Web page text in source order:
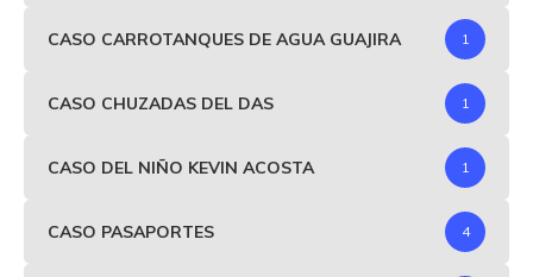
CASO CARROTANQUES DE AGUA GUAJIRA 1
CASO CHUZADAS DEL DAS 1
CASO DEL NIÑO KEVIN ACOSTA 1
CASO PASAPORTES 4